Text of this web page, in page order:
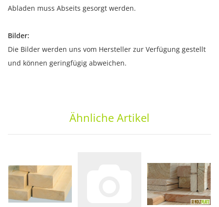
Abladen muss Abseits gesorgt werden.
Bilder:
Die Bilder werden uns vom Hersteller zur Verfügung gestellt
und können geringfügig abweichen.
Ähnliche Artikel